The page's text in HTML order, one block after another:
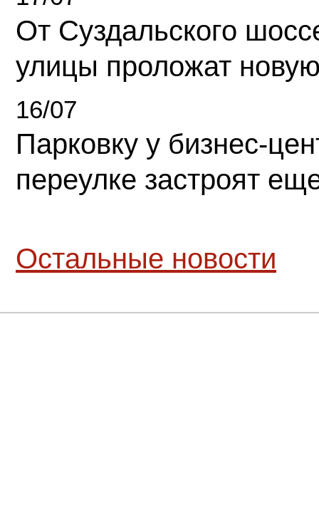
От Суздальского
улицы проложат
16/07
Парковку у бизнес-
переулке застроят
Остальные новости